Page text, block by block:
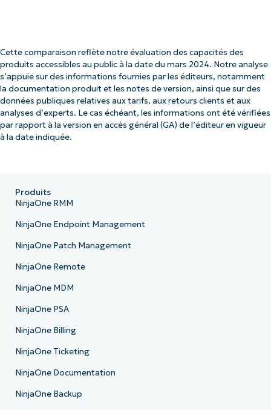
Cette comparaison reflète notre évaluation des capacités des
produits accessibles au public à la date du mars 2024. Notre analyse
s’appuie sur des informations fournies par les éditeurs, notamment
la documentation produit et les notes de version, ainsi que sur des
données publiques relatives aux tarifs, aux retours clients et aux
analyses d’experts. Le cas échéant, les informations ont été vérifiées
par rapport à la version en accès général (GA) de l’éditeur en vigueur
à la date indiquée.
Produits
NinjaOne RMM
NinjaOne Endpoint Management
NinjaOne Patch Management
NinjaOne Remote
NinjaOne MDM
NinjaOne PSA
NinjaOne Billing
NinjaOne Ticketing
NinjaOne Documentation
NinjaOne Backup